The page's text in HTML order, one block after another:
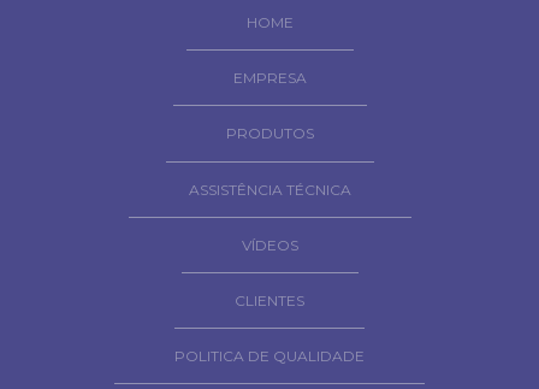
HOME
EMPRESA
PRODUTOS
ASSISTÊNCIA TÉCNICA
VÍDEOS
CLIENTES
POLITICA DE QUALIDADE